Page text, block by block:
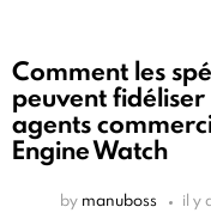
Comment les
peuvent
agents
Engine Watch
by manuboss il y